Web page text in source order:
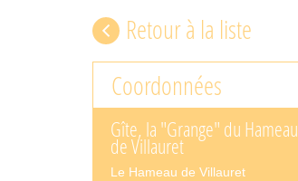
Retour à la liste
Coordonnées
Gîte, la "Grange" du Hameau
de Villauret
Le Hameau de Villauret